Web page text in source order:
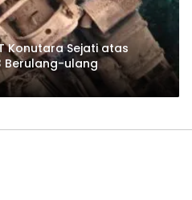
Konutara Sejati atas
Berulang-ulang